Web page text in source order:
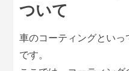
ついて
車のコーティングといっ
です。